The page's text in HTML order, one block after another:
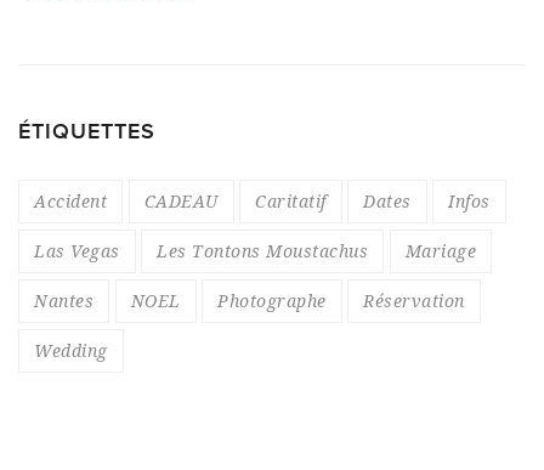
ÉTIQUETTES
Accident CADEAU Caritatif Dates Infos
Las Vegas Les Tontons Moustachus Mariage
Nantes NOEL Photographe Réservation
Wedding